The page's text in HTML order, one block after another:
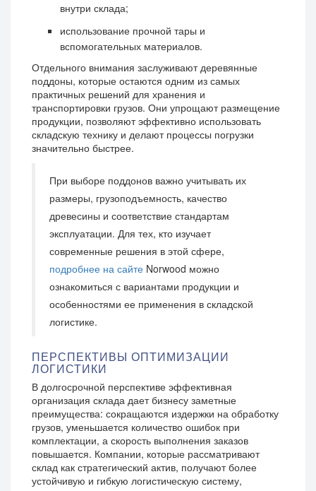
внутри склада;
использование прочной тары и
вспомогательных материалов.
Отдельного внимания заслуживают деревянные
поддоны, которые остаются одним из самых
практичных решений для хранения и
транспортировки грузов. Они упрощают размещение
продукции, позволяют эффективно использовать
складскую технику и делают процессы погрузки
значительно быстрее.
При выборе поддонов важно учитывать их
размеры, грузоподъемность, качество
древесины и соответствие стандартам
эксплуатации. Для тех, кто изучает
современные решения в этой сфере,
подробнее на сайте Norwood можно
ознакомиться с вариантами продукции и
особенностями ее применения в складской
логистике.
ПЕРСПЕКТИВЫ ОПТИМИЗАЦИИ
ЛОГИСТИКИ
В долгосрочной перспективе эффективная
организация склада дает бизнесу заметные
преимущества: сокращаются издержки на обработку
грузов, уменьшается количество ошибок при
комплектации, а скорость выполнения заказов
повышается. Компании, которые рассматривают
склад как стратегический актив, получают более
устойчивую и гибкую логистическую систему,